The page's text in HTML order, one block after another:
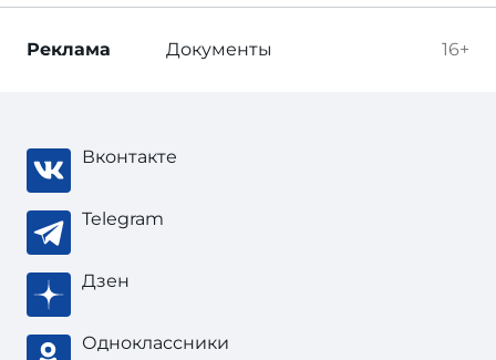
16+
Реклама Документы
Вконтакте
Telegram
Дзен
Одноклассники